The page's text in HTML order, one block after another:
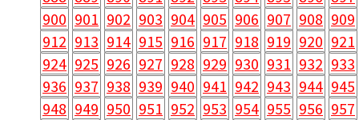
900 901 902 903 904 905 906 907 908 909
912 913 914 915 916 917 918 919 920 921
924 925 926 927 928 929 930 931 932 933
936 937 938 939 940 941 942 943 944 945
948 949 950 951 952 953 954 955 956 957